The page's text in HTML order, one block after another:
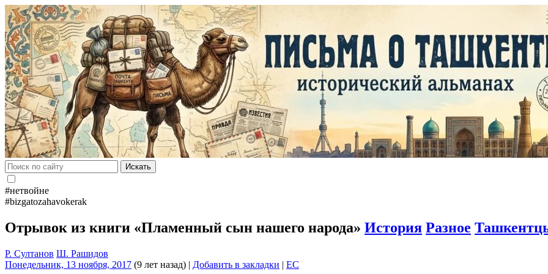
Искать
#нетвойне
#bizgatozahavokerak
Отрывок из книги «Пламенный сын нашего народа» История Разное
Р. Султанов Ш. Рашидов
Понедельник, 13 ноября, 2017 (9 лет назад) | Добавить в закладки | EC